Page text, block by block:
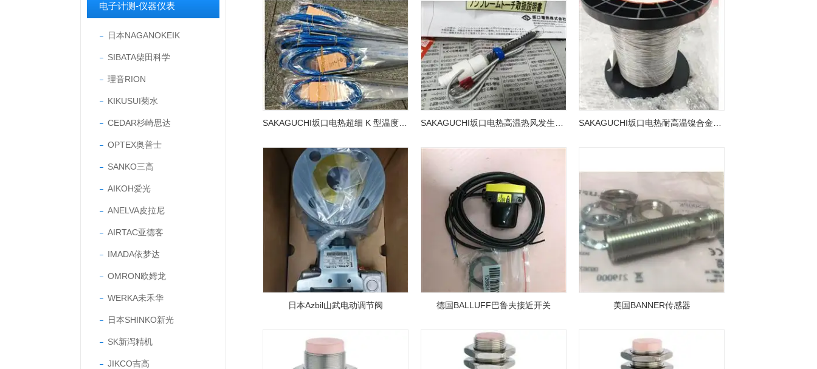
电子计测-仪器仪表
日本NAGANOKEIK
SIBATA柴田科学
理音RION
KIKUSUI菊水
CEDAR杉崎思达
OPTEX奥普士
SANKO三高
AIKOH爱光
ANELVA皮拉尼
AIRTAC亚德客
IMADA依梦达
OMRON欧姆龙
WERKA未禾华
日本SHINKO新光
SK新泻精机
JIKCO吉高
日本Azbil山武电动调节阀 德国BALLUFF巴鲁夫接近开关 美国BANNER传感器